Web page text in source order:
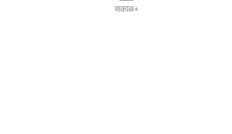
सकाळ+